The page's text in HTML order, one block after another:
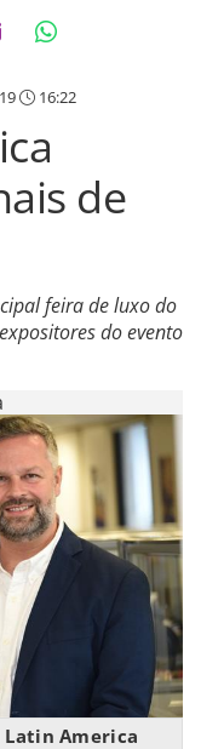
16:22
de
feira de luxo do
do evento
America